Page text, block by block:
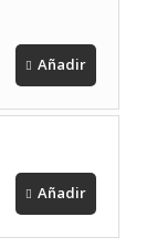
Añadir
Añadir